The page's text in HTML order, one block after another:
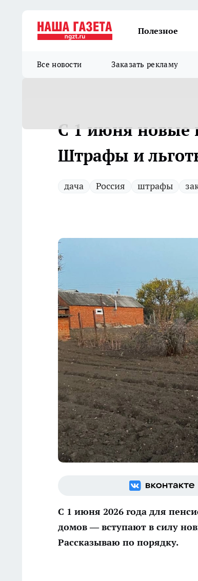
Полезное
Все новости Заказать рекламу
С 1 июня новые
Штрафы и
дача Россия штрафы
С 1 июня 2026 года для
домов — вступают в силу
Рассказываю по порядку.